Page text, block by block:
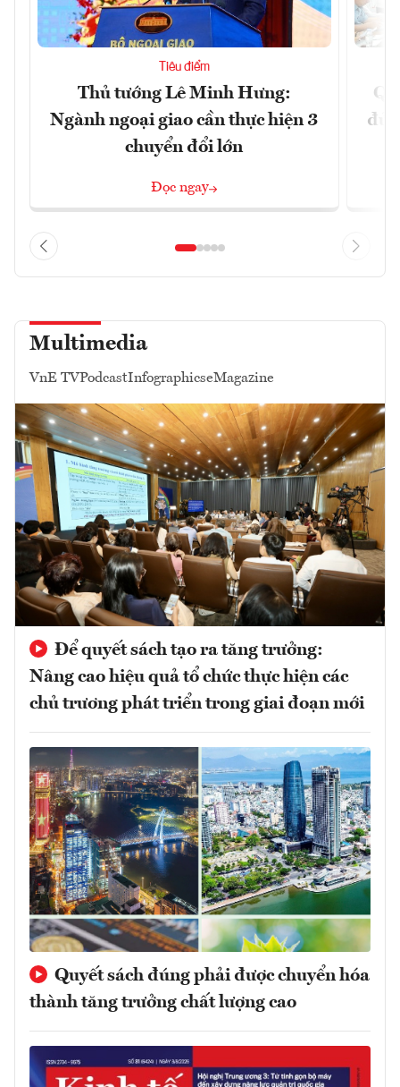
Tiêu điểm
Thủ tướng Lê Minh Hưng:
Ngành ngoại giao cần thực hiện 3
chuyển đổi lớn
Đọc ngay
đủ
Multimedia
VnE TVPodcastInfographicseMagazine
Để quyết sách tạo ra tăng trưởng:
Nâng cao hiệu quả tổ chức thực hiện các
chủ trương phát triển trong giai đoạn mới
Quyết sách đúng phải được chuyển hóa
thành tăng trưởng chất lượng cao